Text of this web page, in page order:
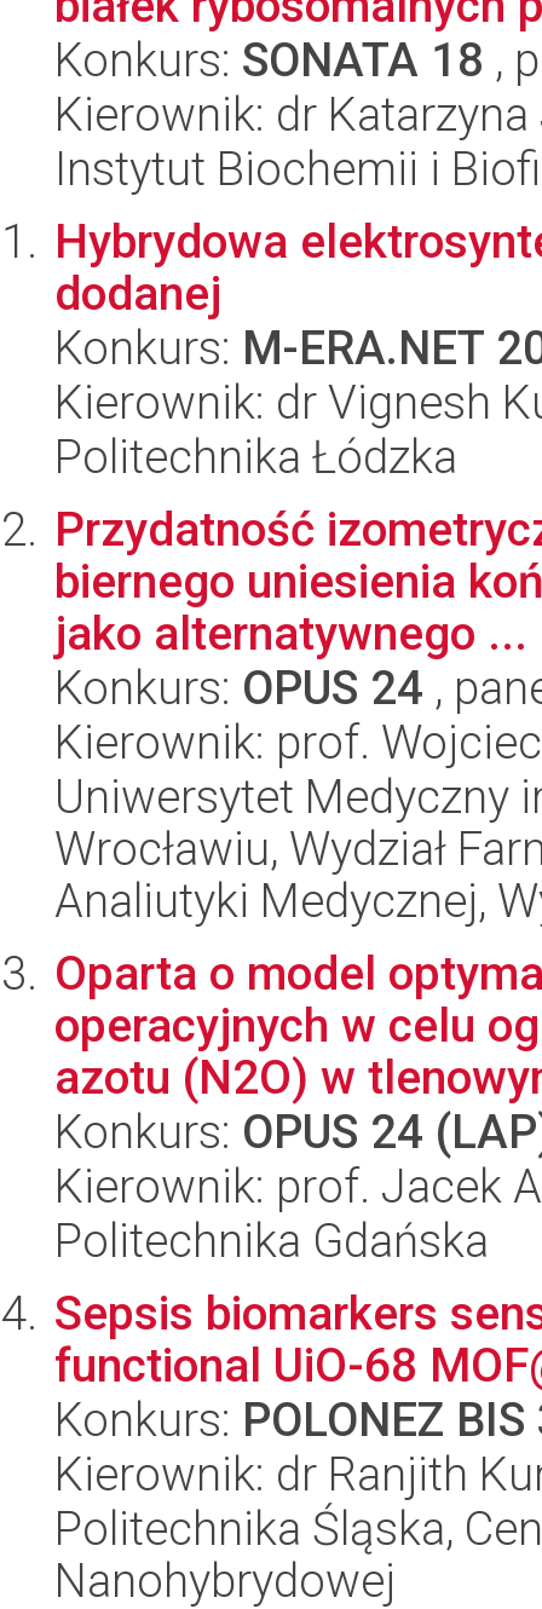
Konkurs: SONATA 18 ,
Kierownik: dr
Instytut Biochemii i
Hybrydowa
dodanej
Konkurs: M-ERA.NET
Kierownik: dr Vignesh
Politechnika Łódzka
Przydatność
biernego uniesienia
jako alternatywnego ...
Konkurs: OPUS 24 ,
Kierownik: prof.
Uniwersytet Medyczny
Wrocławiu, Wydział
Analiutyki Medycznej,
Oparta o model
operacyjnych w celu
azotu (N2O) w
Konkurs: OPUS 24
Kierownik: prof. Jacek
Politechnika Gdańska
Sepsis biomarkers
functional UiO-68
Konkurs: POLONEZ BIS
Kierownik: dr Ranjith
Politechnika Śląska,
Nanohybrydowej